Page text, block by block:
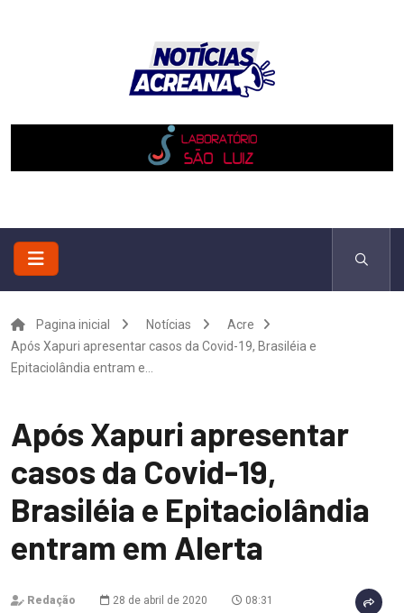
Pagina inicial Notícias
Acre
Após Xapuri apresentar casos da Covid-19, Brasiléia e
Epitaciolândia entram e...
Após Xapuri apresentar
casos da Covid-19,
Brasiléia e Epitaciolândia
entram em Alerta
Redação 28 de abril de 2020 08:31